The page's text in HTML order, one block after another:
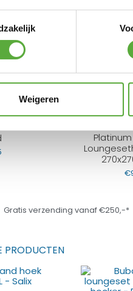
Weigeren
uit 1 linkergedeelte, 1
EN
Teak
€
Gratis verzending vanaf €250,-*
PRODUCTEN